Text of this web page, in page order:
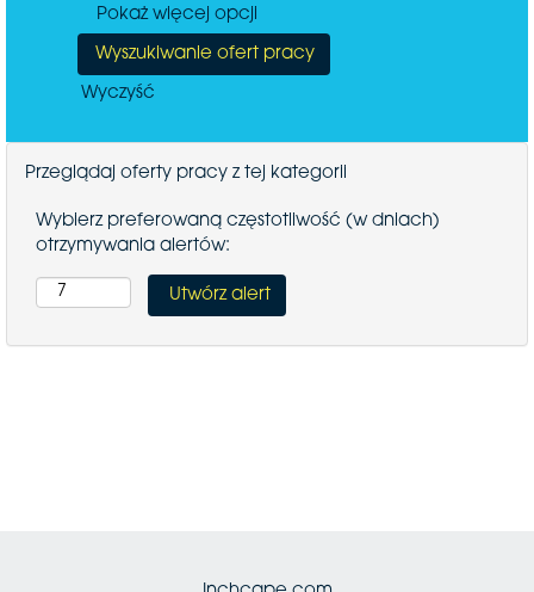
Pokaż więcej opcji
Wyczyść
Przeglądaj oferty pracy z tej kategorii
Wybierz preferowaną częstotliwość (w dniach)
otrzymywania alertów: